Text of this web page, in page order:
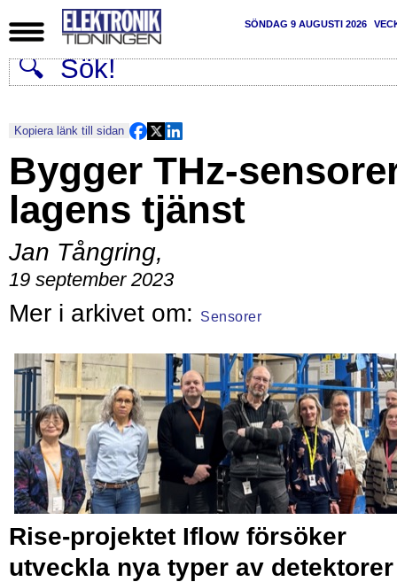
SÖNDAG 9 AUGUSTI 2026
Kopiera länk till sidan
Bygger THz-
lagens tjänst
Jan Tångring,
19 september 2023
Sensorer
Rise-projektet Iflow försöker
utveckla nya typer av detektorer